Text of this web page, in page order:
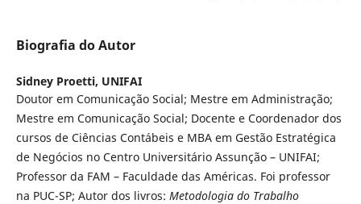
Biografia do Autor
Sidney Proetti, UNIFAI
Doutor em Comunicação Social; Mestre em Administração;
Mestre em Comunicação Social; Docente e Coordenador dos
cursos de Ciências Contábeis e MBA em Gestão Estratégica
de Negócios no Centro Universitário Assunção – UNIFAI;
Professor da FAM – Faculdade das Américas. Foi professor
na PUC-SP; Autor dos livros: Metodologia do Trabalho